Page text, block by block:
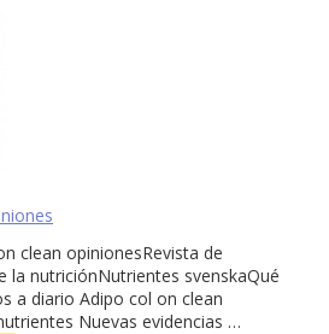
clean opinionesRevista de
la nutriciónNutrientes svenskaQué
a diario Adipo col on clean
Nuevas evidencias …